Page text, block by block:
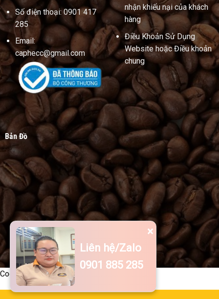
Số điện thoại: 0901 417
285
Email:
caphecc@gmail.com
nhận khiếu nại của khách
hàng
Điều Khoản Sử Dụng
Website hoặc Điều khoản
chung
Bản Đồ
Code -->
×
Liên hệ/Zalo
0901 885 285